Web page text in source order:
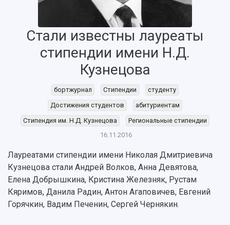
НАЗАД
Об университете
Ключевые факты
Рейтинги
Наблюдательный совет
Попечительский совет
Ученый совет
Ректорат
Кадровый резерв
Главные новости
Бортжурнал
Объявления
СМИ об университете
Пресс-центр
Газета "Полет"
Газета "Самарский университет"
Почему я выбираю Самарский университет?
Абитуриенту
Бакалавриат и специалитет
Формы обучения
Учебные планы
Дополнительное образование
Институты и факультеты
Научно-исследовательская деятельность
Основные научные направления
Научные школы и ведущие научные коллективы
Диссертационные советы
работников
Научно-технический совет
Научные проекты и темы
Аспирантура и докторантура
Стали известны лауреаты
стипендии имени Н.Д.
Кузнецова
бортжурнал Стипендии
студенту
Достижения студентов
абитуриентам
Стипендия им. Н.Д. Кузнецова
Региональные стипендии
16.11.2016
Лауреатами стипендии имени Николая Дмитриевича
Кузнецова стали Андрей Волков, Анна Девятова,
Елена Добрышкина, Кристина Железняк, Рустам
Кяримов, Данила Радин, Антон Агаповичев, Евгений
Горячкин, Вадим Печенин, Сергей Чернякин.